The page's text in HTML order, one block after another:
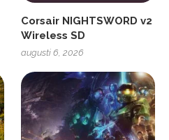
Corsair NIGHTSWORD v2
Wireless SD
augusti 6, 2026